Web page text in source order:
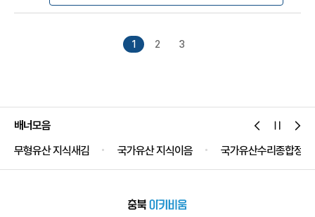
1 2 3
배너모음
무형유산 지식새김
국가유산 지식이음 국가유산수리종합정보